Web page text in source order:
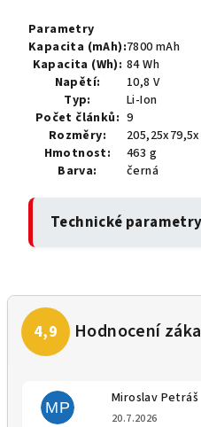
Parametry
Kapacita (mAh):7800 mAh
Kapacita (Wh): 84 Wh
Napětí:
10,8 V
Typ:
Li-Ion
Počet článků: 9
Rozměry:
Hmotnost:
463 g
Barva:
černá
Technické parametry
MP
Miroslav Petráš
20.7.2026